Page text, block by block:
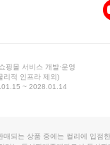
핑몰 서비스 개발·운영
리적 인프라 제외)
~ 2028.01.14
매되는 상품 중에는 컬리에 입점